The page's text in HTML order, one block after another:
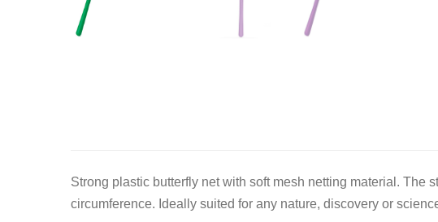
Strong plastic butterfly net with soft mesh netting material. The
circumference. Ideally suited for any nature, discovery or